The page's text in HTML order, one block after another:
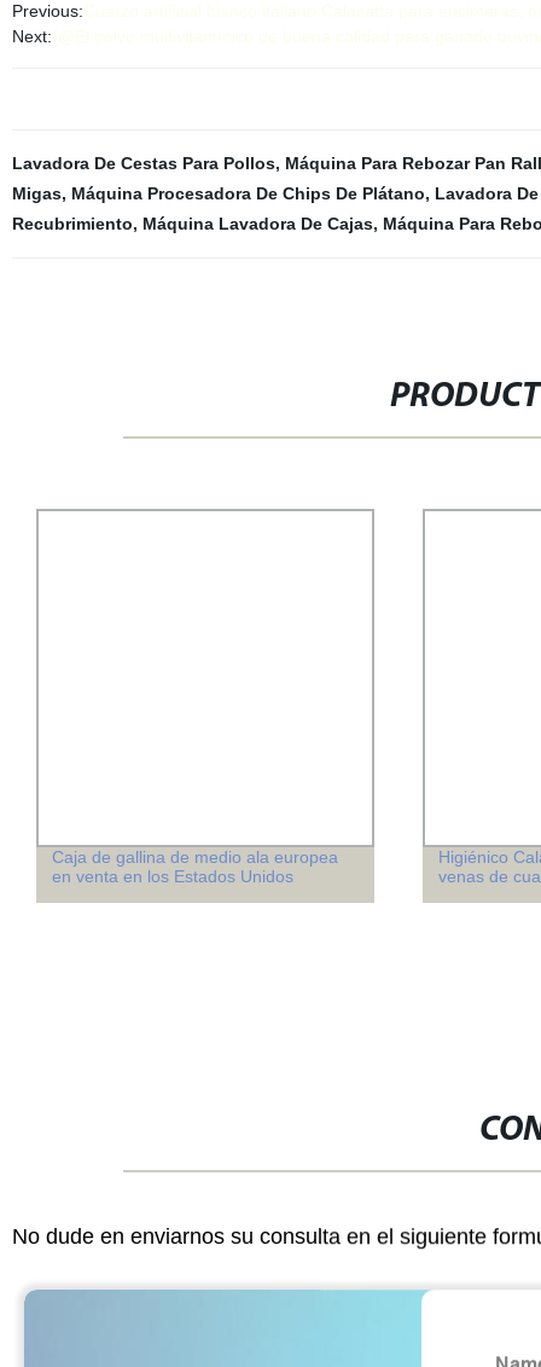
Previous:
Next:
Lavadora De Cestas Para Pollos, Máquina Para Rebozar Pan
Migas, Máquina Procesadora De Chips De Plátano, Lavadora
Recubrimiento, Máquina Lavadora De Cajas, Máquina Para
Caja de gallina de medio ala europea
en venta en los Estados Unidos
Higiénico
venas de
No dude en enviarnos su consulta en el siguiente